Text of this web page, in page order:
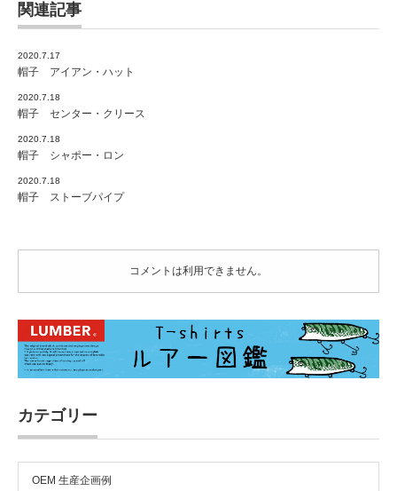
関連記事
2020.7.17
帽子 アイアン・ハット
2020.7.18
帽子 センター・クリース
2020.7.18
帽子 シャポー・ロン
2020.7.18
帽子 ストーブパイプ
コメントは利用できません。
カテゴリー
OEM 生産企画例